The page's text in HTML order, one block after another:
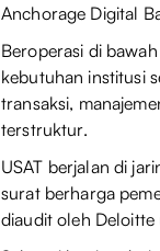
Anchorage Digital
Beroperasi di
kebutuhan institusi
transaksi,
terstruktur.
USAT berjalan di
surat berharga
diaudit oleh Deloitte